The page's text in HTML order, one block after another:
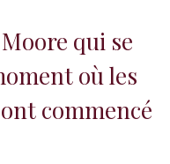
qui se
où les
commencé